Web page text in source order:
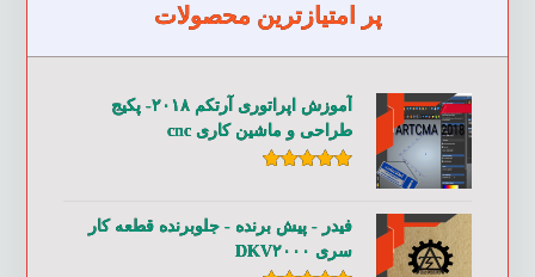
پر امتیازترین محصولات
آموزش اپراتوری آرتکم ۲۰۱۸- پکیج
طراحی و ماشین کاری cnc
فیدر - پیش برنده - جلوبرنده قطعه کار
سری DKV۲۰۰۰